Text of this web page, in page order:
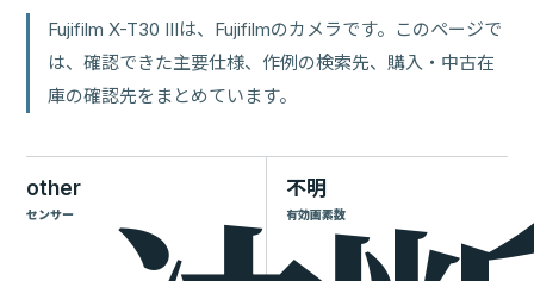
Fujifilm X-T30 IIIは、Fujifilmのカメラです。このページで
は、確認できた主要仕様、作例の検索先、購入・中古在
庫の確認先をまとめています。
other
センサー
不明
有効画素数